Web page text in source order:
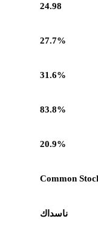
24.98
27.7%
31.6%
83.8%
20.9%
Common
ناسداك